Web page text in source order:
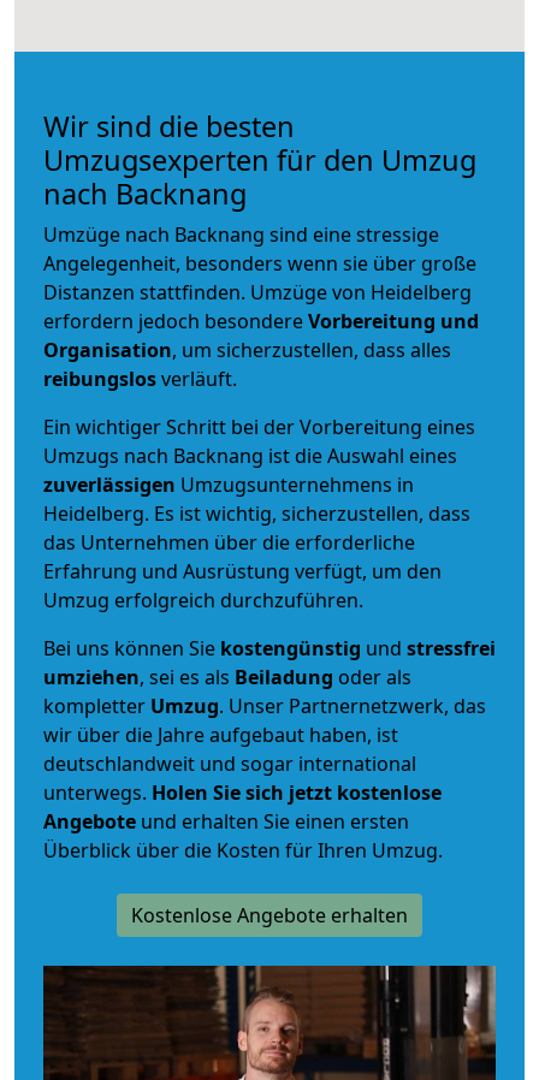
Wir sind die besten
Umzugsexperten für den Umzug
nach Backnang
Umzüge nach Backnang sind eine stressige
Angelegenheit, besonders wenn sie über große
Distanzen stattfinden. Umzüge von Heidelberg
erfordern jedoch besondereVorbereitung und
Organisation, um sicherzustellen, dass alles
reibungslosverläuft.
Ein wichtiger Schritt bei der Vorbereitung eines
Umzugs nach Backnang ist die Auswahl eines
zuverlässigen Umzugsunternehmens in
Heidelberg. Es ist wichtig, sicherzustellen, dass
das Unternehmen über die erforderliche
Erfahrung und Ausrüstung verfügt, um den
Umzug erfolgreich durchzuführen.
Bei uns können Sie kostengünstig und stressfrei
umziehen, sei es als Beiladung oder als
kompletter Umzug. Unser Partnernetzwerk, das
wir über die Jahre aufgebaut haben, ist
deutschlandweit und sogar international
unterwegs. Holen Sie sich jetzt kostenlose
Angebote und erhalten Sie einen ersten
Überblick über die Kosten für Ihren Umzug.
Kostenlose Angebote erhalten